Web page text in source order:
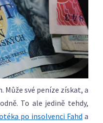
Může své peníze získat, a
To ale jedině tehdy,
po insolvenci Fahd a